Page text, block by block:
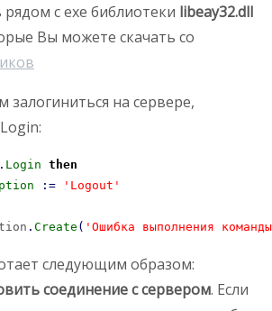
с exe библиотеки libeay32.dll
Вы можете скачать со
на сервере,
. Login then
: =
'Logout'
. Create ( 'Ошибка выполнения
следующим образом:
соединение с сервером. Если